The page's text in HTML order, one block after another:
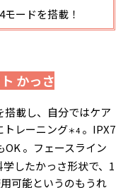
ードを搭載！
かっさ
搭載し、自分ではケア
トレーニング＊4。IPX7
。フェースライン
したかっさ形状で、1
可能というのもうれ